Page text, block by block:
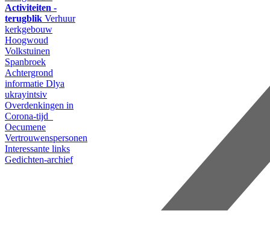
Activiteiten -
terugblik Verhuur
kerkgebouw
Hoogwoud
Volkstuinen
Spanbroek
Achtergrond
informatie Dlya
ukrayintsiv
Overdenkingen in
Corona-tijd
Oecumene
Vertrouwenspersonen
Interessante links
Gedichten-archief